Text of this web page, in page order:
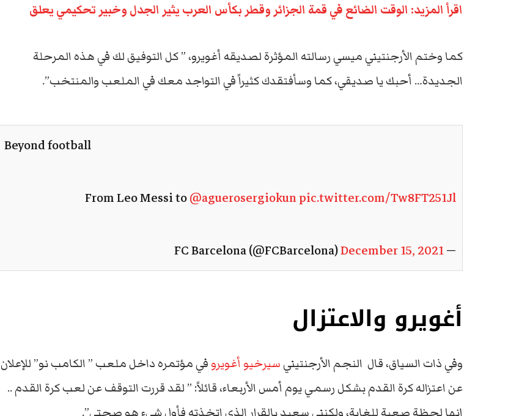
اقرأ المزيد: الوقت الضائع في قمة الجزائر وقطر بكأس العرب يثير الجدل وخبير تحكيمي يعلق
كما وختم الأرجنتيني ميسي رسالته المؤثرة لصديقه أغويرو، ” كل التوفيق لك في هذه المرحلة
الجديدة… أحبك يا صديقي، كما وسأفتقدك كثيراً في التواجد معك في الملعب والمنتخب”.
Beyond football
From Leo Messi to@aguerosergiokunpic.twitter.com/Tw8FT251Jl
— FC Barcelona (@FCBarcelona)
December 15, 2021
أغويرو والاعتزال
وفي ذات السياق، قال النجم الأرجنتينيسيرخيو أغويرو في مؤتمره داخل ملعب ” الكامب نو” للإعلان
عن اعتزاله كرة القدم بشكل رسمي يوم أمس الأربعاء، قائلاً: ” لقد قررت التوقف عن لعب كرة القدم ..
إنها لحظة صعبة للغاية، ولكنني سعيد بالقرار الذي اتخذته فأول شيء هو صحتي”.